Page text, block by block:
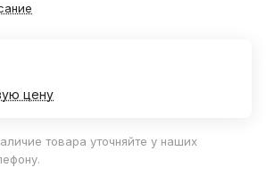
цену
товара уточняйте у наших